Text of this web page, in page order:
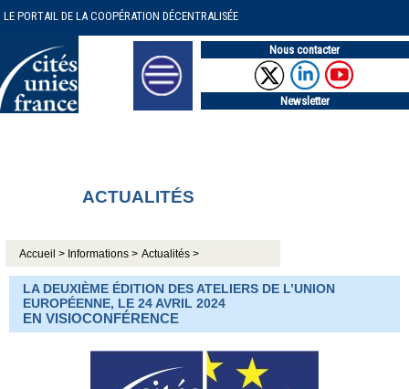
LE PORTAIL DE LA COOPÉRATION DÉCENTRALISÉE
Nous contacter
Newsletter
ACTUALITÉS
Accueil > Informations > Actualités >
LA DEUXIÈME ÉDITION DES ATELIERS DE L’UNION
EUROPÉENNE, LE 24 AVRIL 2024
EN VISIOCONFÉRENCE